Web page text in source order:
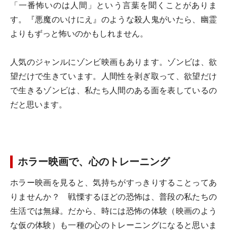
「一番怖いのは人間」という言葉を聞くことがありま
す。『悪魔のいけにえ』のような殺人鬼がいたら、幽霊
よりもずっと怖いのかもしれません。
人気のジャンルにゾンビ映画もあります。ゾンビは、欲
望だけで生きています。人間性を剥ぎ取って、欲望だけ
で生きるゾンビは、私たち人間のある面を表しているの
だと思います。
ホラー映画で、心のトレーニング
ホラー映画を見ると、気持ちがすっきりすることってあ
りませんか？ 戦慄するほどの恐怖は、普段の私たちの
生活では無縁。だから、時には恐怖の体験（映画のよう
な仮の体験）も一種の心のトレーニングになると思いま